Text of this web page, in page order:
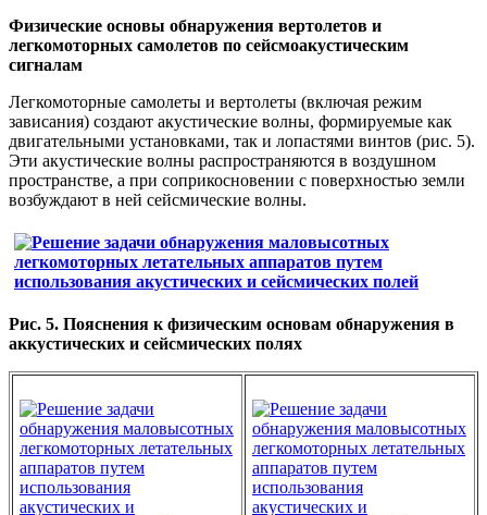
Физические основы обнаружения вертолетов и
легкомоторных самолетов по сейсмоакустическим
сигналам
Легкомоторные самолеты и вертолеты (включая режим
зависания) создают акустические волны, формируемые как
двигательными установками, так и лопастями винтов (рис. 5).
Эти акустические волны распространяются в воздушном
пространстве, а при соприкосновении с поверхностью земли
возбуждают в ней сейсмические волны.
Рис. 5. Пояснения к физическим основам обнаружения в
аккустических и сейсмических полях